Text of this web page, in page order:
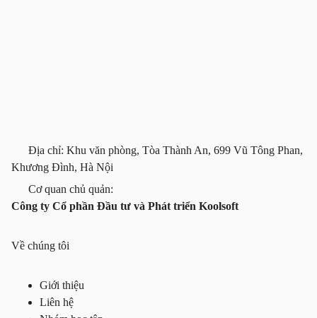
Địa chỉ: Khu văn phòng, Tòa Thành An, 699 Vũ Tông Phan,
Khương Đình, Hà Nội
Cơ quan chủ quản:
Công ty Cổ phần Đầu tư và Phát triển Koolsoft
Về chúng tôi
Giới thiệu
Liên hệ